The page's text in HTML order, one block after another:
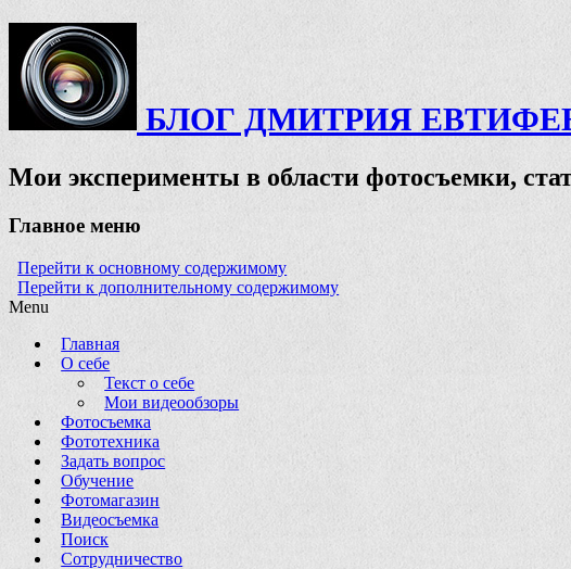
БЛОГ ДМИТРИЯ
Мои эксперименты в области фотосъемки,
Главное меню
Перейти к основному содержимому
Перейти к дополнительному содержимому
Menu
Главная
О себе
Текст о себе
Мои видеообзоры
Фотосъемка
Фототехника
Задать вопрос
Обучение
Фотомагазин
Видеосъемка
Поиск
Сотрудничество